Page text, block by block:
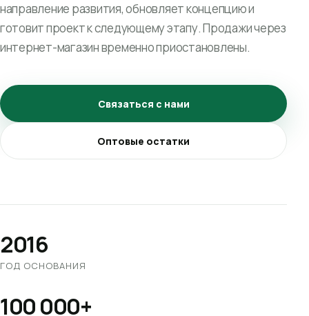
направление развития, обновляет концепцию и
готовит проект к следующему этапу. Продажи через
интернет-магазин временно приостановлены.
Связаться с нами
Оптовые остатки
2016
ГОД ОСНОВАНИЯ
100 000+